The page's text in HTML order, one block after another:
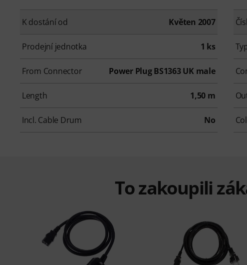
K dostání od Květen 2007
Prodejní jednotka 1 ks
From Connector Power Plug BS1363 UK male
Length 1,50 m
Incl. Cable Drum No
To zakoupili